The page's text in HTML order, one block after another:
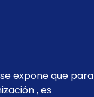
expone que para
, es